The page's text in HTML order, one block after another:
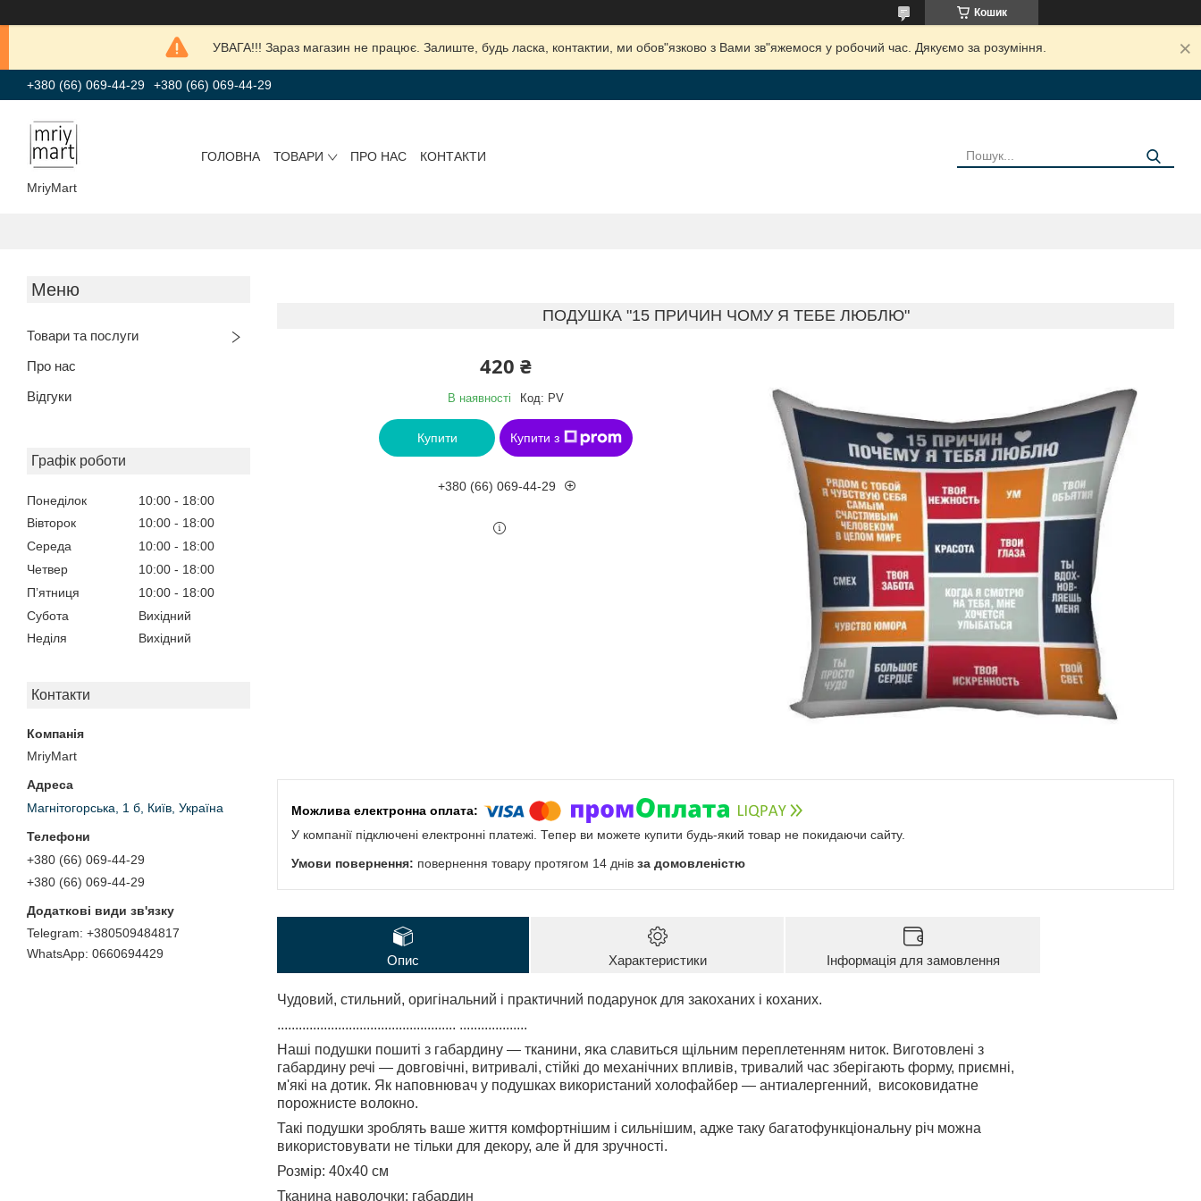
Кошик
УВАГА!!! Зараз магазин не працює. Залиште, будь ласка, контактии, ми обов"язково з Вами зв"яжемося у робочий час. Дякуємо за розуміння.
+380 (66) 069-44-29 +380 (66) 069-44-29
MriyMart
ГОЛОВНА ТОВАРИ ПРО НАС КОНТАКТИ
Товари та послуги
Про нас
Відгуки
Графік роботи
Понеділок 10:00
18:00
Вівторок
10:00
18:00
Середа
10:00
18:00
Четвер
10:00
18:00
Пʼятниця
10:00
18:00
Субота
Вихідний
Неділя
Вихідний
Контакти
MriyMart
Магнітогорська, 1 б, Київ, Україна
+380 (66) 069-44-29
+380 (66) 069-44-29
+380509484817
0660694429
ПОДУШКА "15 ПРИЧИН ЧОМУ Я ТЕБЕ ЛЮБЛЮ"
420 ₴
В наявності Код: PV
Купити Купити з
+380 (66) 069-44-29
У компанії підключені електронні платежі. Тепер ви можете купити будь-який товар не покидаючи сайту.
повернення товару протягом 14 днів за домовленістю
Опис Характеристики Інформація для замовлення
Чудовий, стильний, оригінальний і практичний подарунок для закоханих і коханих.
.................................................. ...................
Наші подушки пошиті з габардину — тканини, яка славиться щільним переплетенням ниток. Виготовлені з
габардину речі — довговічні, витривалі, стійкі до механічних впливів, тривалий час зберігають форму, приємні,
м'які на дотик. Як наповнювач у подушках використаний холофайбер — антиалергенний, високовидатне
порожнисте волокно.
Такі подушки зроблять ваше життя комфортнішим і сильнішим, адже таку багатофункціональну річ можна
використовувати не тільки для декору, але й для зручності.
Розмір: 40х40 см
Тканина наволочки: габардин